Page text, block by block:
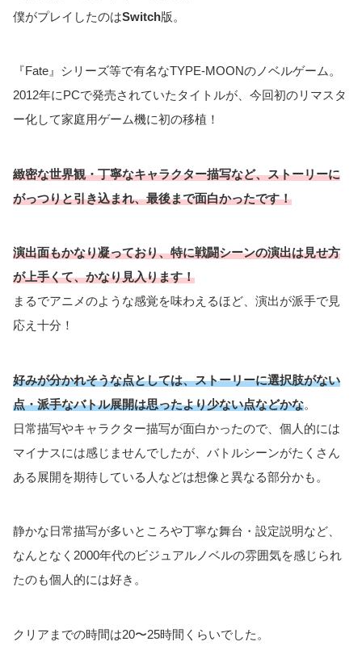
僕がプレイしたのはSwitch版。
『Fate』シリーズ等で有名なTYPE-MOONのノベルゲーム。
2012年にPCで発売されていたタイトルが、今回初のリマスタ
ー化して家庭用ゲーム機に初の移植！
緻密な世界観・丁寧なキャラクター描写など、ストーリーに
がっつりと引き込まれ、最後まで面白かったです！
演出面もかなり凝っており、特に戦闘シーンの演出は見せ方
が上手くて、かなり見入ります！
まるでアニメのような感覚を味わえるほど、演出が派手で見
応え十分！
好みが分かれそうな点としては、ストーリーに選択肢がない
点・派手なバトル展開は思ったより少ない点などかな。
日常描写やキャラクター描写が面白かったので、個人的には
マイナスには感じませんでしたが、バトルシーンがたくさん
ある展開を期待している人などは想像と異なる部分かも。
静かな日常描写が多いところや丁寧な舞台・設定説明など、
なんとなく2000年代のビジュアルノベルの雰囲気を感じられ
たのも個人的には好き。
クリアまでの時間は20〜25時間くらいでした。